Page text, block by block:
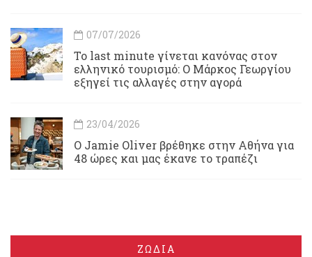
07/07/2026
Το last minute γίνεται κανόνας στον
ελληνικό τουρισμό: Ο Μάρκος Γεωργίου
εξηγεί τις αλλαγές στην αγορά
23/04/2026
Ο Jamie Oliver βρέθηκε στην Αθήνα για
48 ώρες και μας έκανε το τραπέζι
ΖΩΔΙΑ